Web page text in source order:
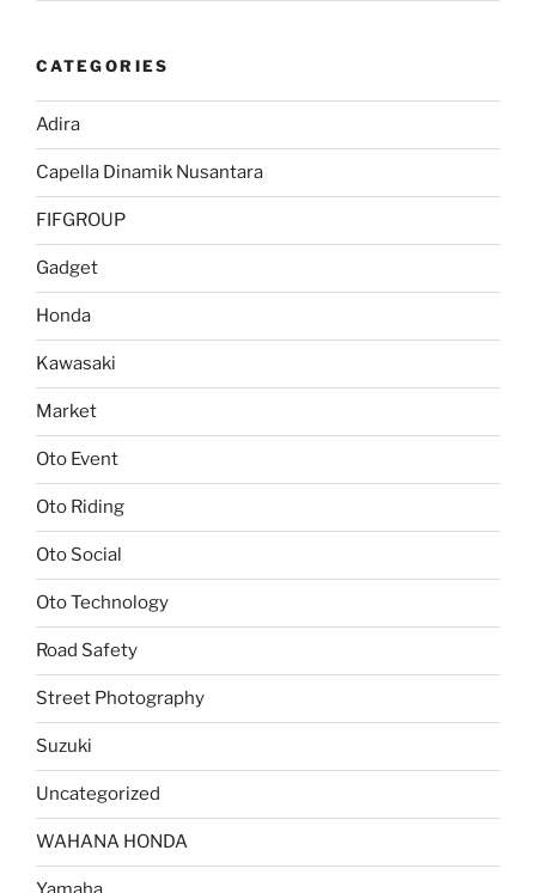
CATEGORIES
Adira
Capella Dinamik Nusantara
FIFGROUP
Gadget
Honda
Kawasaki
Market
Oto Event
Oto Riding
Oto Social
Oto Technology
Road Safety
Street Photography
Suzuki
Uncategorized
WAHANA HONDA